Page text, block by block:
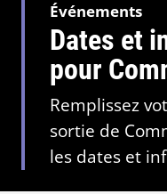
Événements
Dates et
pour
Remplissez
sortie de
les dates et